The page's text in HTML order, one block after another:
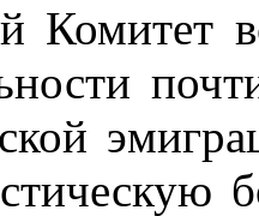
Комитет